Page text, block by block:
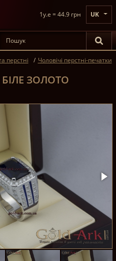
UK
1y.e = 44.9 грн
перстні
Чоловічі перстні-печатки
ЗОЛОТО